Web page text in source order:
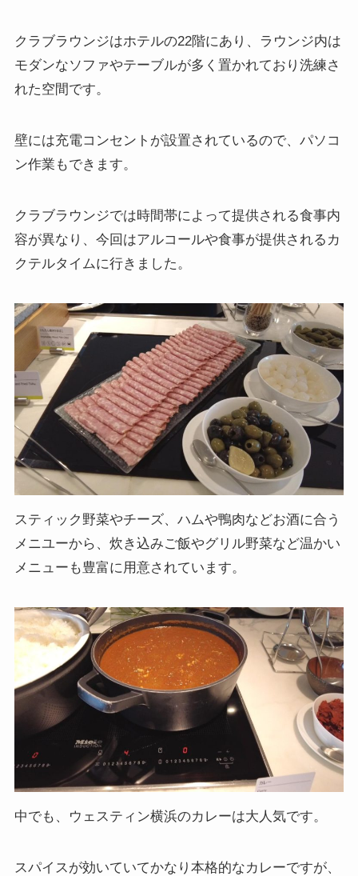
クラブラウンジはホテルの22階にあり、ラウンジ内は
モダンなソファやテーブルが多く置かれており洗練さ
れた空間です。
壁には充電コンセントが設置されているので、パソコ
ン作業もできます。
クラブラウンジでは時間帯によって提供される食事内
容が異なり、今回はアルコールや食事が提供されるカ
クテルタイムに行きました。
スティック野菜やチーズ、ハムや鴨肉などお酒に合う
メニユーから、炊き込みご飯やグリル野菜など温かい
メニューも豊富に用意されています。
中でも、ウェスティン横浜のカレーは大人気です。
スパイスが効いていてかなり本格的なカレーですが、